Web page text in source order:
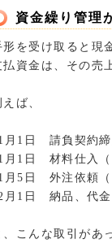
資金繰り管理
形を受け取ると現
払資金は、その売
ば、
月1日 請負契約締
月1日 材料仕入（
月5日 外注依頼（
月1日 納品、代金
、こんな取引があ